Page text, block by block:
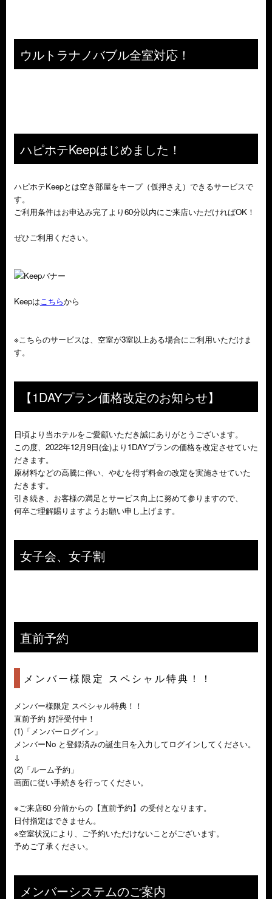
ウルトラナノバブル全室対応！
ハピホテKeepはじめました！
ハピホテKeepとは空き部屋をキープ（仮押さえ）できるサービスで
す。
ご利用条件はお申込み完了より60分以内にご来店いただければOK！
ぜひご利用ください。
Keepはこちらから
※こちらのサービスは、空室が3室以上ある場合にご利用いただけま
す。
【1DAYプラン価格改定のお知らせ】
日頃より当ホテルをご愛顧いただき誠にありがとうございます。
この度、2022年12月9日(金)より1DAYプランの価格を改定させていた
だきます。
原材料などの高騰に伴い、やむを得ず料金の改定を実施させていた
だきます。
引き続き、お客様の満足とサービス向上に努めて参りますので、
何卒ご理解賜りますようお願い申し上げます。
女子会、女子割
直前予約
メンバー様限定 スペシャル特典！！
メンバー様限定 スペシャル特典！！
直前予約 好評受付中！
(1)「メンバーログイン」
メンバーNo と登録済みの誕生日を入力してログインしてください。
↓
(2)「ルーム予約」
画面に従い手続きを行ってください。
※ご来店60 分前からの【直前予約】の受付となります。
日付指定はできません。
※空室状況により、ご予約いただけないことがございます。
予めご了承ください。
メンバーシステムのご案内